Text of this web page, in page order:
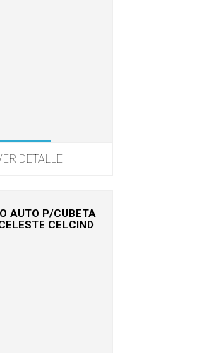
DETALLE
AUTO P/CUBETA
CELCIND